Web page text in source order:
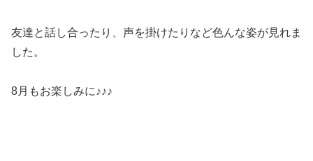
友達と話し合ったり、声を掛けたりなど色んな姿が見れま
した。
8月もお楽しみに♪♪♪